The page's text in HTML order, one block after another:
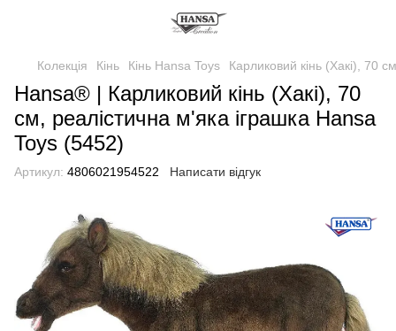
Колекція Кінь Кінь Hansa Toys Карликовий кінь (Хакі), 70
Hansa® | Карликовий кінь (Хакі), 70
см, реалістична м'яка іграшка Hansa
Toys (5452)
Артикул: 4806021954522 Написати відгук